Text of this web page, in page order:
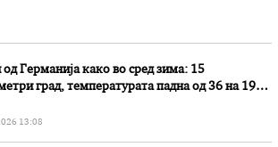
Германија како во сред зима: 15
град, температурата падна од 36 на 19
13:08